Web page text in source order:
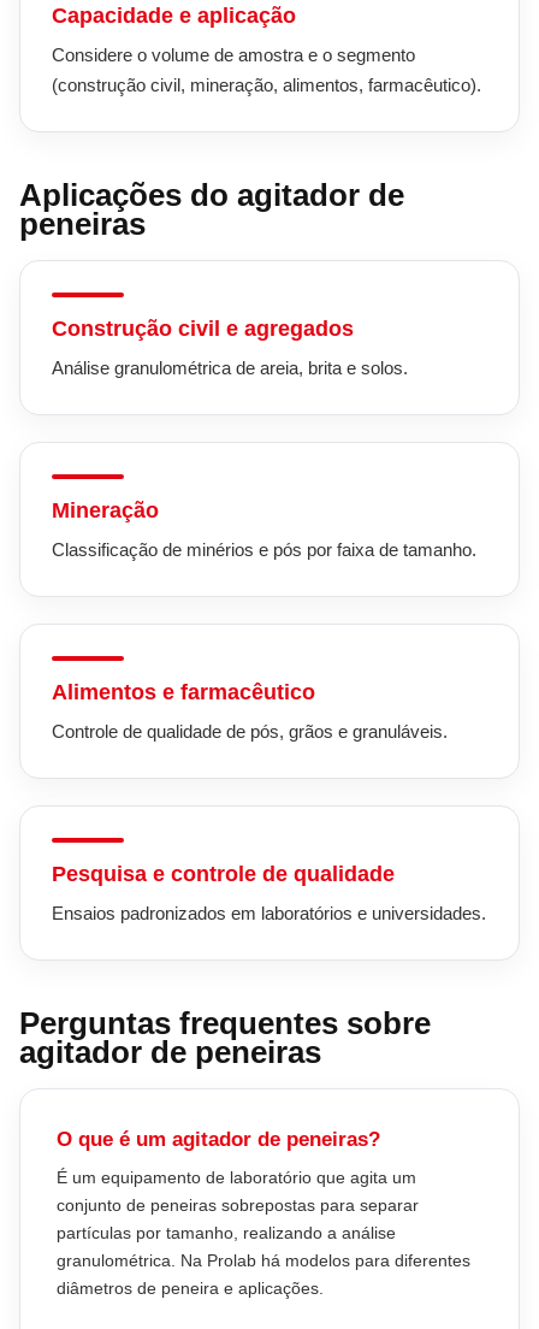
Capacidade e aplicação
Considere o volume de amostra e o segmento
(construção civil, mineração, alimentos, farmacêutico).
Aplicações do agitador de
peneiras
Construção civil e agregados
Análise granulométrica de areia, brita e solos.
Mineração
Classificação de minérios e pós por faixa de tamanho.
Alimentos e farmacêutico
Controle de qualidade de pós, grãos e granuláveis.
Pesquisa e controle de qualidade
Ensaios padronizados em laboratórios e universidades.
Perguntas frequentes sobre
agitador de peneiras
O que é um agitador de peneiras?
É um equipamento de laboratório que agita um
conjunto de peneiras sobrepostas para separar
partículas por tamanho, realizando a análise
granulométrica. Na Prolab há modelos para diferentes
diâmetros de peneira e aplicações.